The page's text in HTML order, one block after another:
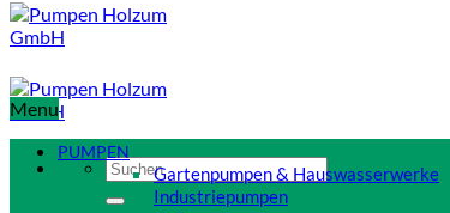
Suchen
nach:
Menu
PUMPEN
Gartenpumpen & Hauswasserwerke
Industriepumpen